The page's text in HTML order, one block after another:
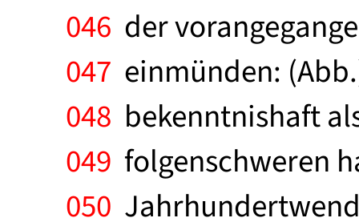
046 der
047 einmünden:
048 bekenntnishaft
049 folgenschweren
050